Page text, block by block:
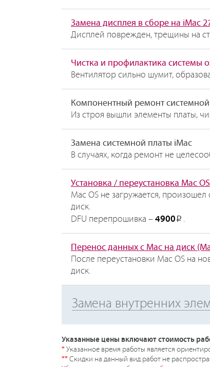
Замена дисплея в сборе на iMac
Дисплей поврежден, трещины на
Чистка и профилактика системы
Вентилятор сильно шумит,
Компонентный ремонт
Из строя вышли элементы платы,
Замена системной платы iMac
В случаях, когда ремонт не
Установка / переустановка Mac OS
Mac OS не загружается,
диск.
DFU перепрошивка – 4900 Р .
Перенос данных с Mac на диск
После переустановки Mac OS на
диск.
Замена внутренних
Указанные цены включают стоимость
*Указанное время работы является
**Скидки на данный вид работ не